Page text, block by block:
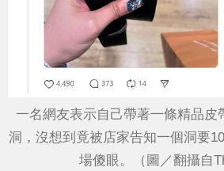
一名網友表示自己帶著一條精品皮
洞，沒想到竟被店家告知一個洞要
場傻眼。（圖／翻攝自